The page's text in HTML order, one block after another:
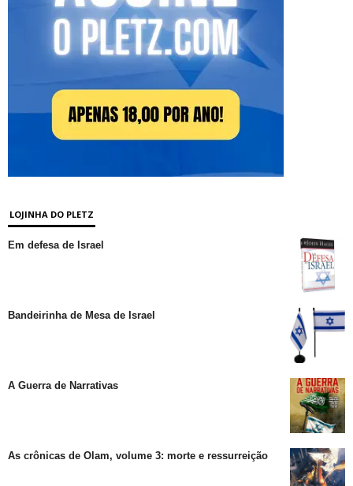
LOJINHA DO PLETZ
Em defesa de Israel
Bandeirinha de Mesa de Israel
A Guerra de Narrativas
As crônicas de Olam, volume 3: morte e ressurreição